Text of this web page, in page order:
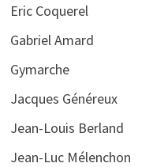
Eric Coquerel
Gabriel Amard
Gymarche
Jacques Généreux
Jean-Louis Berland
Jean-Luc Mélenchon